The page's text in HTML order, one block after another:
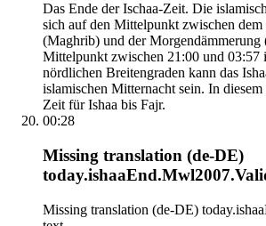
Das Ende der Ischaa-Zeit. Die
sich auf den Mittelpunkt zwischen dem
(Maghrib) und der Morgendämmerung
Mittelpunkt zwischen 21:00 und 03:57
nördlichen Breitengraden kann das
islamischen Mitternacht sein. In
Zeit für Ishaa bis Fajr.
00:28
Missing translation (de-DE)
Missing translation (de-DE)